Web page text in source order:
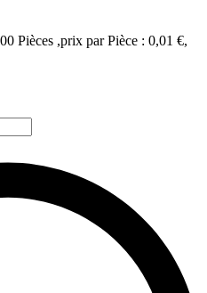
Pièces ,prix par Pièce : 0,01 €,